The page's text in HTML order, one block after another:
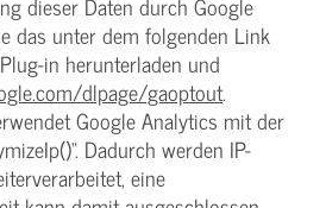
dieser Daten durch Google
das unter dem folgenden Link
in herunterladen und
dlpage/gaoptout.
Google Analytics mit der
Dadurch werden IP-
eine